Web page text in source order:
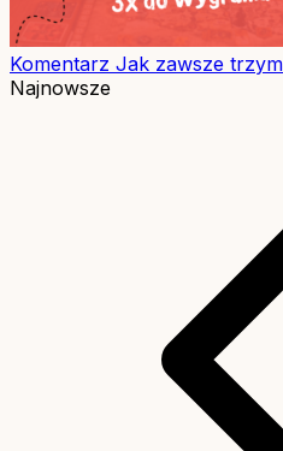
Komentarz Jak zawsze
Najnowsze